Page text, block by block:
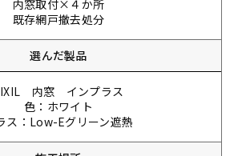
内窓取付×４か所
既存網戸撤去処分
選んだ製品
内窓 インプラス
色：ホワイト
ス：Low-Eグリーン遮熱